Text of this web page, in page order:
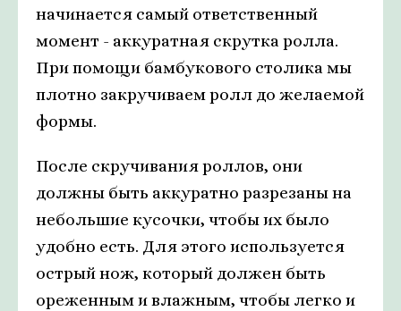
начинается самый ответственный
момент - аккуратная скрутка ролла.
При помощи бамбукового столика мы
плотно закручиваем ролл до желаемой
формы.
После скручивания роллов, они
должны быть аккуратно разрезаны на
небольшие кусочки, чтобы их было
удобно есть. Для этого используется
острый нож, который должен быть
ореженным и влажным, чтобы легко и